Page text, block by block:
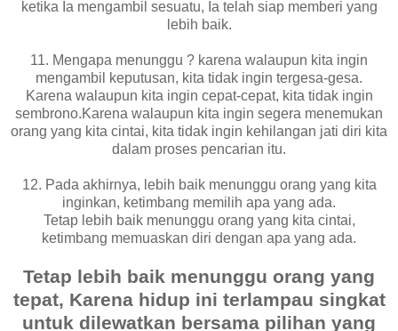
ketika Ia mengambil sesuatu, Ia telah siap memberi yang
lebih baik.
11. Mengapa menunggu ? karena walaupun kita ingin
mengambil keputusan, kita tidak ingin tergesa-gesa.
Karena walaupun kita ingin cepat-cepat, kita tidak ingin
sembrono.Karena walaupun kita ingin segera menemukan
orang yang kita cintai, kita tidak ingin kehilangan jati diri kita
dalam proses pencarian itu.
12. Pada akhirnya, lebih baik menunggu orang yang kita
inginkan, ketimbang memilih apa yang ada.
Tetap lebih baik menunggu orang yang kita cintai,
ketimbang memuaskan diri dengan apa yang ada.
Tetap lebih baik menunggu orang yang
tepat, Karena hidup ini terlampau singkat
untuk dilewatkan bersama pilihan yang